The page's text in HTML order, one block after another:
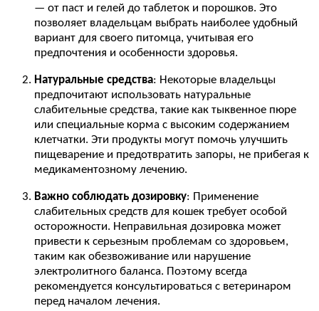
— от паст и гелей до таблеток и порошков. Это
позволяет владельцам выбрать наиболее удобный
вариант для своего питомца, учитывая его
предпочтения и особенности здоровья.
Натуральные средства: Некоторые владельцы
предпочитают использовать натуральные
слабительные средства, такие как тыквенное пюре
или специальные корма с высоким содержанием
клетчатки. Эти продукты могут помочь улучшить
пищеварение и предотвратить запоры, не прибегая к
медикаментозному лечению.
Важно соблюдать дозировку: Применение
слабительных средств для кошек требует особой
осторожности. Неправильная дозировка может
привести к серьезным проблемам со здоровьем,
таким как обезвоживание или нарушение
электролитного баланса. Поэтому всегда
рекомендуется консультироваться с ветеринаром
перед началом лечения.